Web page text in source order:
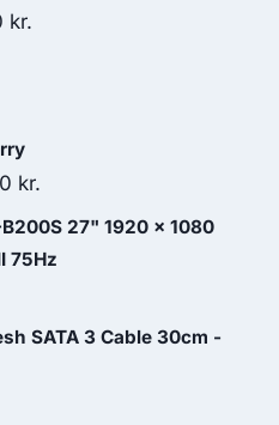
kr.
kr..
kr.
price
is:
27" 1920 x 1080
75Hz
SATA 3 Cable 30cm -